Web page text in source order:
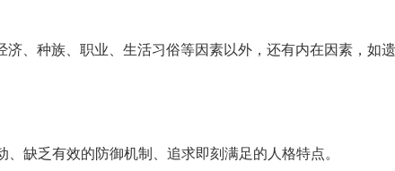
、种族、职业、生活习俗等因素以外，还有内在因素，如
缺乏有效的防御机制、追求即刻满足的人格特点。